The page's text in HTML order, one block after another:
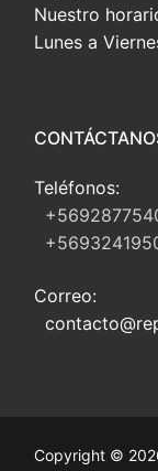
Nuestro
Lunes a
Teléfonos:
Correo:
Copyright ©